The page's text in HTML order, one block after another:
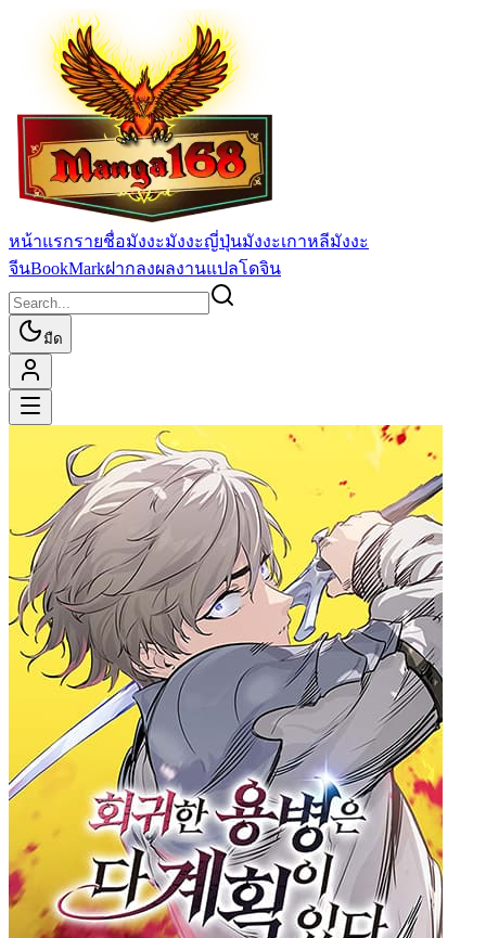
หน้าแรกรายชื่อมังงะมังงะญี่ปุ่นมังงะเกาหลีมังงะ
จีนBookMarkฝากลงผลงานแปลโดจิน
มืด